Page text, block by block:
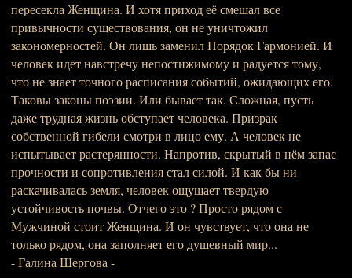
пересекла Женщина. И хотя приход её смешал все
привычности существования, он не уничтожил
закономерностей. Он лишь заменил Порядок Гармонией. И
человек идет навстречу непостижимому и радуется тому,
что не знает точного расписания событий, ожидающих его.
Таковы законы поэзии. Или бывает так. Сложная, пусть
даже трудная жизнь обступает человека. Призрак
собственной гибели смотри в лицо ему. А человек не
испытывает растерянности. Напротив, скрытый в нём запас
прочности и сопротивления стал силой. И как бы ни
раскачивалась земля, человек ощущает твердую
устойчивость почвы. Отчего это ? Просто рядом с
Мужчиной стоит Женщина. И он чувствует, что она не
только рядом, она заполняет его душевный мир...
- Галина Шергова -